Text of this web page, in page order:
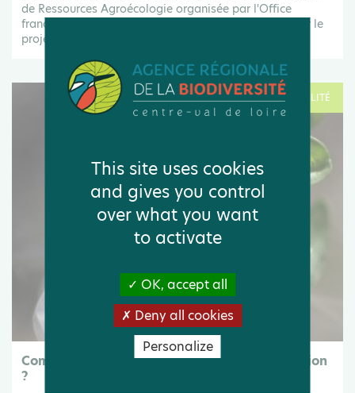
de Ressources Agroécologie organisée par l'Office
français de la biodiversité. Ce fut l'occasion d'évoquer le
projet de zone test agricole...
Le 11 mai .25 ACTUALITÉ
Comment conserver la flore menacée en région
?
This site uses cookies
and gives you control
over what you want
to activate
OK, accept all
Deny all cookies
Personalize